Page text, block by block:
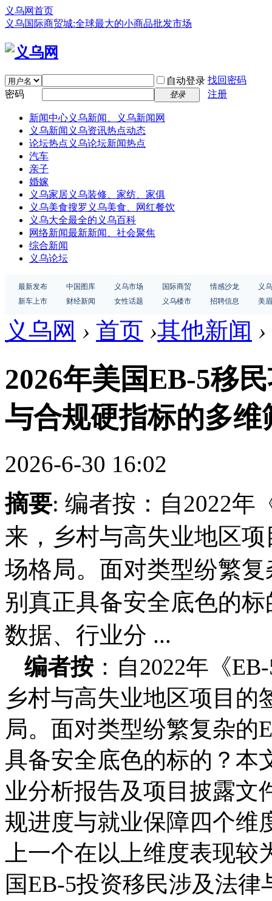
义乌网首页
义乌国际商贸城:全球最大的小商品批发市场
自动登录 找回密码
密码
登录 注册
新闻中心义乌新闻、义乌新闻网
义乌新闻 义乌资讯热点动态
论坛热点 义乌论坛新闻热点
汽车
亲子
婚嫁
义乌家居义乌装修、家纺、家俱
义乌美食搜罗义乌美食、网红餐饮
义乌大全最全的义乌百科
网络新闻最新新闻、社会聚焦
综合新闻
义乌论坛
最新发布 中国图库 义乌市场 国际商贸 情感沙龙
义
新车上市
财经新闻 女性话题 义乌楼市 招聘信息 美
义乌网 › 首页 ›其他新闻 ›
2026年美国EB-5移
与合规硬指标的多维
2026-6-30 16:02
摘要: 编者按：自2022年
来，乡村与高失业地区
场格局。面对类型纷繁
别真正具备安全底色的
数据、行业分 ...
编者按 ：自2022年《
乡村与高失业地区项目的
局。面对类型纷繁复杂的
具备安全底色的标的？本
业分析报告及项目披露文
规进度与就业保障四个维
上一个在以上维度表现
国EB-5投资移民涉及法